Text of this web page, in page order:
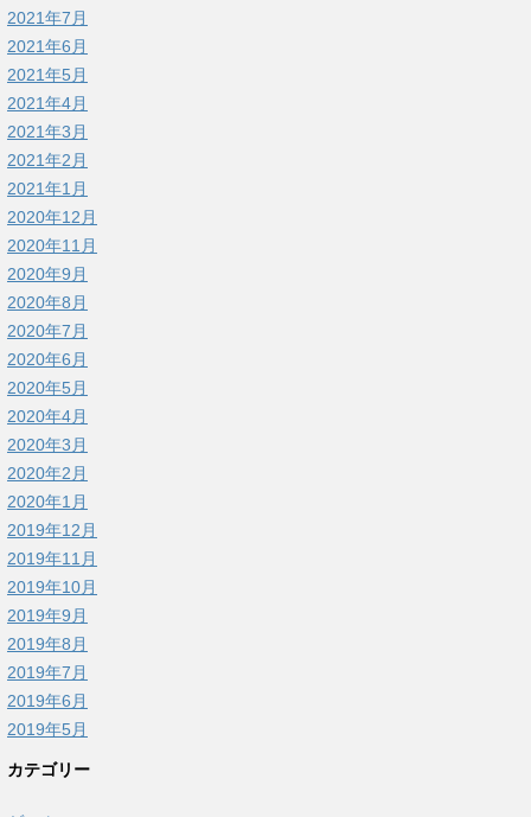
2021年7月
2021年6月
2021年5月
2021年4月
2021年3月
2021年2月
2021年1月
2020年12月
2020年11月
2020年9月
2020年8月
2020年7月
2020年6月
2020年5月
2020年4月
2020年3月
2020年2月
2020年1月
2019年12月
2019年11月
2019年10月
2019年9月
2019年8月
2019年7月
2019年6月
2019年5月
カテゴリー